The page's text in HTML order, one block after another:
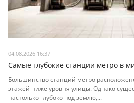
04.08.2026 16:37
Самые глубокие станции метро в
Большинство станций метро
этажей ниже уровня улицы. Однако
настолько глубоко под землю,...